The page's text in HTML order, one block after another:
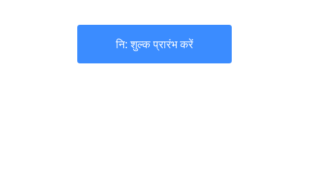
नि: शुल्क प्रारंभ करें